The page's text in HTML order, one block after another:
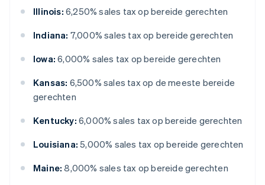
Illinois: 6,250% sales tax op bereide gerechten
Indiana: 7,000% sales tax op bereide gerechten
Iowa: 6,000% sales tax op bereide gerechten
Kansas: 6,500% sales tax op de meeste bereide
gerechten
Kentucky: 6,000% sales tax op bereide gerechten
Louisiana: 5,000% sales tax op bereide gerechten
Maine: 8,000% sales tax op bereide gerechten